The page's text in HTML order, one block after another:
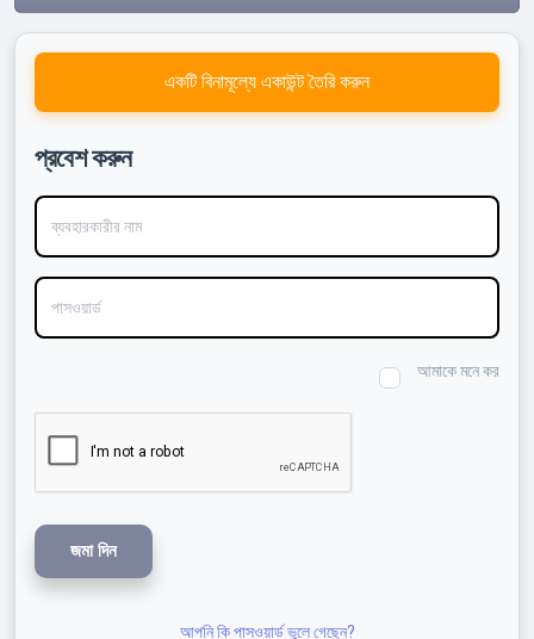
একটি বিনামূল্যে একাউন্ট তৈরি করুন
প্রবেশ করুন
ব্যবহারকারীর নাম
পাসওয়ার্ড
আমাকে মনে কর
জমা দিন
আপনি কি পাসওয়ার্ড ভুলে গেছেন?